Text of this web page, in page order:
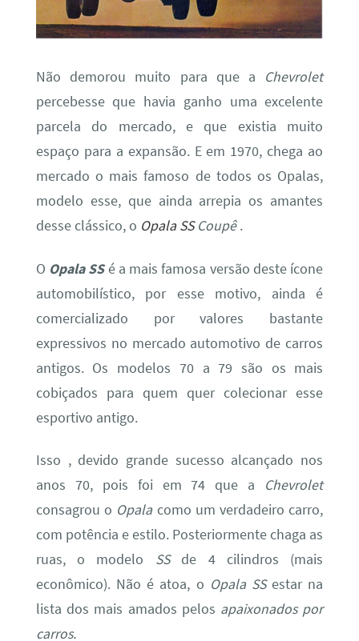
Não demorou muito para que a Chevrolet
percebesse que havia ganho uma excelente
parcela do mercado, e que existia muito
espaço para a expansão. E em 1970, chega ao
mercado o mais famoso de todos os Opalas,
modelo esse, que ainda arrepia os amantes
desse clássico, o Opala SSCoupê.
O Opala SSé a mais famosa versão deste ícone
automobilístico, por esse motivo, ainda é
comercializado por valores bastante
expressivos no mercado automotivo de carros
antigos. Os modelos 70 a 79 são os mais
cobiçados para quem quer colecionar esse
esportivo antigo.
Isso , devido grande sucesso alcançado nos
anos 70, pois foi em 74 que a Chevrolet
consagrou o Opala como um verdadeiro carro,
com potência e estilo. Posteriormente chaga as
ruas, o modelo SSde 4 cilindros (mais
econômico). Não é atoa, o Opala SSestar na
lista dos mais amados pelos apaixonados por
carros.